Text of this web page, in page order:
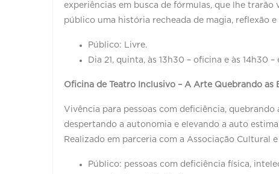
experiências em busca de fórmulas, que lhe
público uma história recheada de magia, reflexão
Público: Livre.
Dia 21, quinta, às 13h30 – oficina e às 14h30 –
Oficina de Teatro Inclusivo – A Arte Quebrando as
Vivência para pessoas com deficiência,
despertando a autonomia e elevando a auto
Realizado em parceria com a Associação Cultural
Público: pessoas com deficiência física,